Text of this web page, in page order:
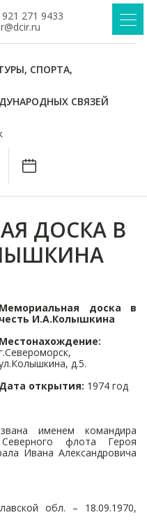
271 9433
СПОРТА,
СВЯЗЕЙ
ДОСКА В
Мемориальная доска в
честь И.А.Колышкина
Местонахождение:
д.5.
Дата открытия: 1974 год
именем командира
флота Героя
Ивана Александровича
обл. – 18.09.1970,